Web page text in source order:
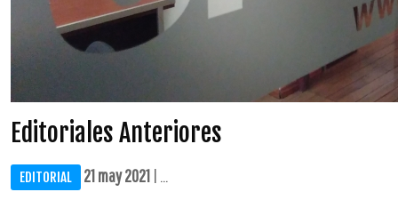
Editoriales Anteriores
EDITORIAL 21 may 2021 | ...